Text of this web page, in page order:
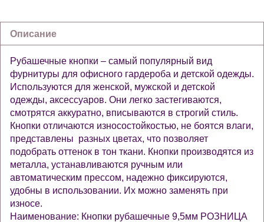
Описание
Рубашечные кнопки – самый популярный вид
фурнитуры для офисного гардероба и детской одежды.
Используются для женской, мужской и детской
одежды, аксессуаров. Они легко застегиваются,
смотрятся аккуратно, вписываются в строгий стиль.
Кнопки отличаются износостойкостью, не боятся влаги,
представлены разных цветах, что позволяет
подобрать оттенок в тон ткани. Кнопки производятся из
металла, устанавливаются ручным или
автоматическим прессом, надежно фиксируются,
удобны в использовании. Их можно заменять при
износе.
Наименование: Кнопки рубашечные 9,5мм РОЗНИЦА